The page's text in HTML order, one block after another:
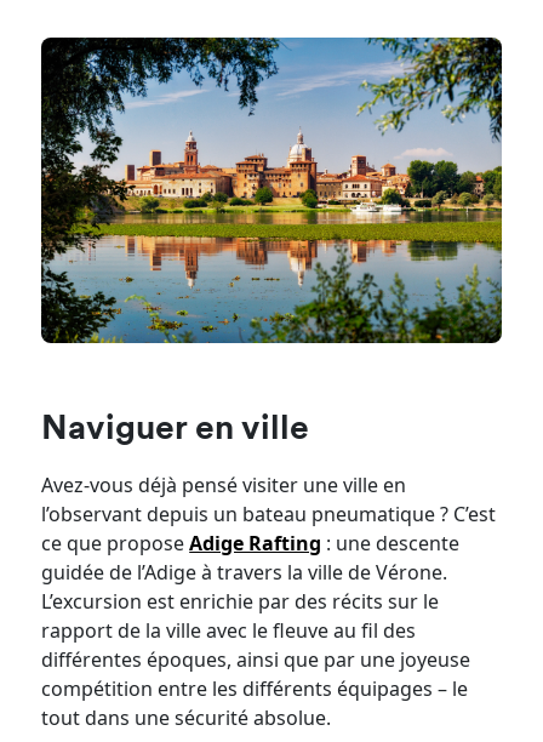
Naviguer en ville
Avez-vous déjà pensé visiter une ville en
l’observant depuis un bateau pneumatique ? C’est
ce que proposeAdige Rafting : une descente
guidée de l’Adige à travers la ville de Vérone.
L’excursion est enrichie par des récits sur le
rapport de la ville avec le fleuve au fil des
différentes époques, ainsi que par une joyeuse
compétition entre les différents équipages – le
tout dans une sécurité absolue.